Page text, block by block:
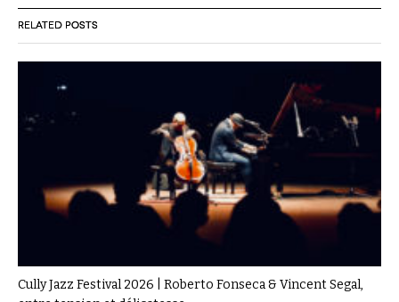
RELATED POSTS
Cully Jazz Festival 2026 | Roberto Fonseca & Vincent Segal,